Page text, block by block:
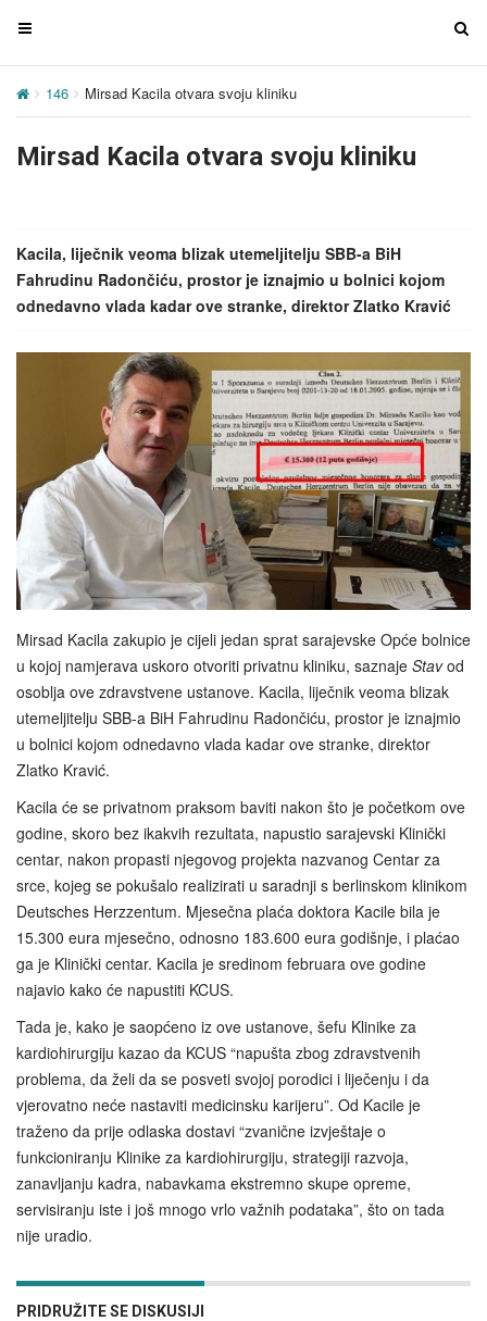
T
g
e
i
g
a
T
i
o
n
146 Mirsad Kacila otvara svoju kliniku
Mirsad Kacila otvara svoju kliniku
Kacila, liječnik veoma blizak utemeljitelju SBB-a BiH
Fahrudinu Radončiću, prostor je iznajmio u bolnici kojom
odnedavno vlada kadar ove stranke, direktor Zlatko Kravić
Mirsad Kacila zakupio je cijeli jedan sprat sarajevske Opće bolnice
u kojoj namjerava uskoro otvoriti privatnu kliniku, saznaje Stavod
osoblja ove zdravstvene ustanove. Kacila, liječnik veoma blizak
utemeljitelju SBB-a BiH Fahrudinu Radončiću, prostor je iznajmio
u bolnici kojom odnedavno vlada kadar ove stranke, direktor
Zlatko Kravić.
Kacila će se privatnom praksom baviti nakon što je početkom ove
godine, skoro bez ikakvih rezultata, napustio sarajevski Klinički
centar, nakon propasti njegovog projekta nazvanog Centar za
srce, kojeg se pokušalo realizirati u saradnji s berlinskom klinikom
Deutsches Herzzentum. Mjesečna plaća doktora Kacile bila je
15.300 eura mjesečno, odnosno 183.600 eura godišnje, i plaćao
ga je Klinički centar. Kacila je sredinom februara ove godine
najavio kako će napustiti KCUS.
Tada je, kako je saopćeno iz ove ustanove, šefu Klinike za
kardiohirurgiju kazao da KCUS “napušta zbog zdravstvenih
problema, da želi da se posveti svojoj porodici i liječenju i da
vjerovatno neće nastaviti medicinsku karijeru”. Od Kacile je
traženo da prije odlaska dostavi “zvanične izvještaje o
funkcioniranju Klinike za kardiohirurgiju, strategiji razvoja,
zanavljanju kadra, nabavkama ekstremno skupe opreme,
servisiranju iste i još mnogo vrlo važnih podataka”, što on tada
nije uradio.
PRIDRUŽITE SE DISKUSIJI